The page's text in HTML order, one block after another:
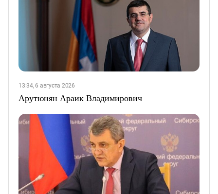
13:34, 6 августа 2026
Арутюнян Араик Владимирович